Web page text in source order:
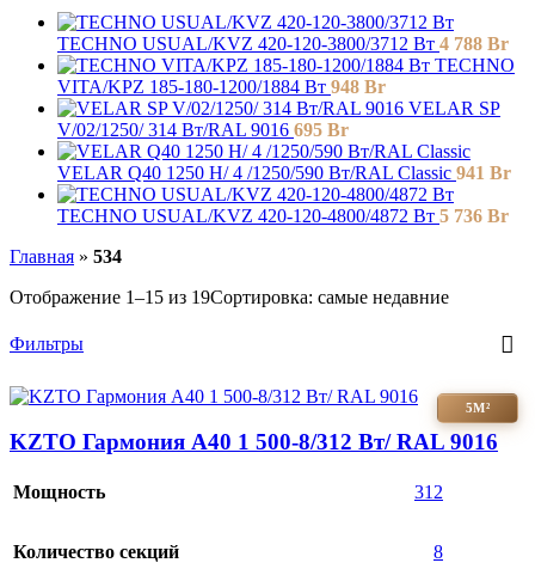
TECHNO USUAL/KVZ 420-120-3800/3712 Вт 4 788 Br
TECHNO
VITA/KPZ 185-180-1200/1884 Вт 948 Br
VELAR SP
V/02/1250/ 314 Bт/RAL 9016 695 Br
VELAR Q40 1250 H/ 4 /1250/590 Вт/RAL Classic 941 Br
TECHNO USUAL/KVZ 420-120-4800/4872 Вт 5 736 Br
Главная » 534
Отображение 1–15 из 19Сортировка: самые недавние
Фильтры
5М²
KZTO Гармония А40 1 500-8/312 Вт/ RAL 9016
Мощность 312
Количество секций 8